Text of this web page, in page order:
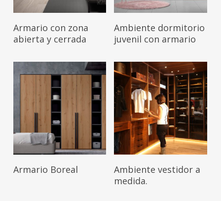
Armario con zona
abierta y cerrada
Leer Más
Ambiente dormitorio
juvenil con armario
Leer Más
Armario Boreal Leer Más
Ambiente vestidor a
medida.